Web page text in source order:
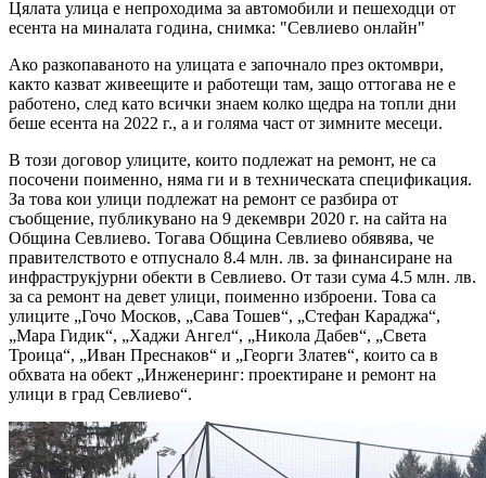
Цялата улица е непроходима за автомобили и пешеходци от
есента на миналата година, снимка: "Севлиево онлайн"
Ако разкопаваното на улицата е започнало през октомври,
както казват живеещите и работещи там, защо оттогава не е
работено, след като всички знаем колко щедра на топли дни
беше есента на 2022 г., а и голяма част от зимните месеци.
В този договор улиците, които подлежат на ремонт, не са
посочени поименно, няма ги и в техническата спецификация.
За това кои улици подлежат на ремонт се разбира от
съобщение, публикувано на 9 декември 2020 г. на сайта на
Община Севлиево. Тогава Община Севлиево обявява, че
правителството е отпуснало 8.4 млн. лв. за финансиране на
инфраструкjурни обекти в Севлиево. От тази сума 4.5 млн. лв.
за са рeмонт на девет улици, поименно изброени. Това са
улиците „Гочо Москов, „Сава Тошев“, „Стефан Караджа“,
„Мара Гидик“, „Хаджи Ангел“, „Никола Дабев“, „Света
Троица“, „Иван Преснаков“ и „Георги Златев“, които са в
обхвата на обект „Инженеринг: проектиране и ремонт на
улици в град Севлиево“.